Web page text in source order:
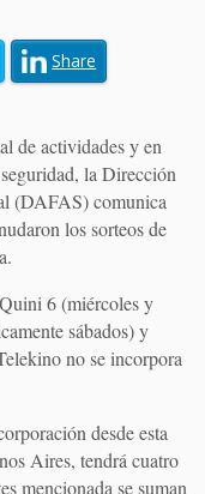
Share
de actividades y en
la Dirección
(DAFAS) comunica
los sorteos de
6 (miércoles y
sábados) y
no se incorpora
desde esta
Aires, tendrá cuatro
mencionada se suman